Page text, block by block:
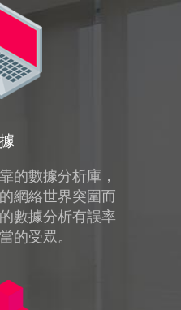
的數據分析庫，
網絡世界突圍而
數據分析有誤率
的受眾。